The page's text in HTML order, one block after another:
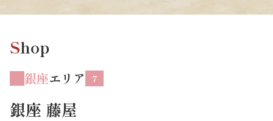
Shop
銀座エリア 7
銀座 藤屋